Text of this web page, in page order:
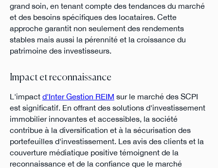
grand soin, en tenant compte des tendances du marché
et des besoins spécifiques des locataires. Cette
approche garantit non seulement des rendements
stables mais aussi la pérennité et la croissance du
patrimoine des investisseurs.
Impact et reconnaissance
L'impact d'Inter Gestion REIM sur le marché des SCPI
est significatif. En offrant des solutions d'investissement
immobilier innovantes et accessibles, la société
contribue à la diversification et à la sécurisation des
portefeuilles d'investissement. Les avis des clients et la
couverture médiatique positive témoignent de la
reconnaissance et de la confiance que le marché